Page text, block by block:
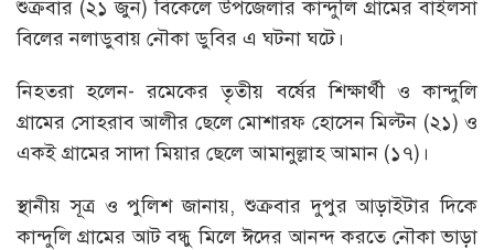
শুক্রবার (২১ জুন) বিকেলে উপজেলার কান্দুলি গ্রামের বাইলসা
বিলের নলাডুবায় নৌকা ডুবির এ ঘটনা ঘটে।
নিহতরা হলেন- রমেকের তৃতীয় বর্ষের শিক্ষার্থী ও কান্দুলি
গ্রামের সোহরাব আলীর ছেলে মোশারফ হোসেন মিল্টন (২১) ও
একই গ্রামের সাদা মিয়ার ছেলে আমানুল্লাহ আমান (১৭)।
স্থানীয় সূত্র ও পুলিশ জানায়, শুক্রবার দুপুর আড়াইটার দিকে
কান্দুলি গ্রামের আট বন্ধু মিলে ঈদের আনন্দ করতে নৌকা ভাড়া